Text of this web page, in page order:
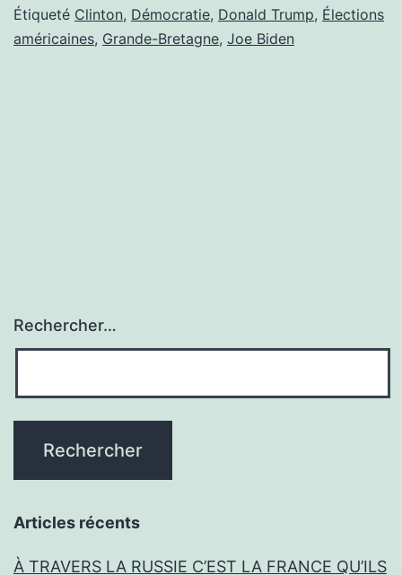
LA
FILLE
Étiqueté Clinton, Démocratie, Donald Trump, Élections
américaines, Grande-Bretagne, Joe Biden
Rechercher…
Articles récents
À TRAVERS LA RUSSIE C’EST LA FRANCE QU’ILS